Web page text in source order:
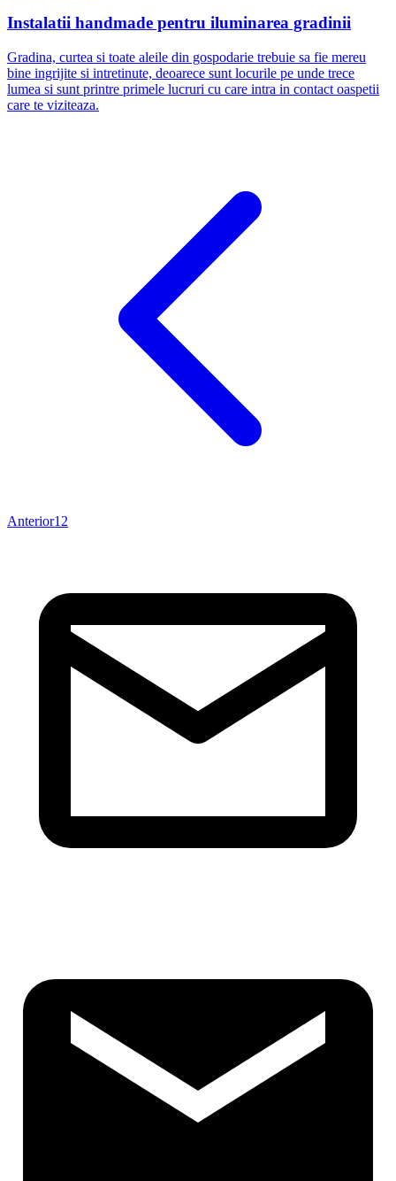
Instalatii handmade pentru iluminarea gradinii
Gradina, curtea si toate aleile din gospodarie trebuie sa fie mereu
bine ingrijite si intretinute, deoarece sunt locurile pe unde trece
lumea si sunt printre primele lucruri cu care intra in contact oaspetii
care te viziteaza.
Anterior1 2